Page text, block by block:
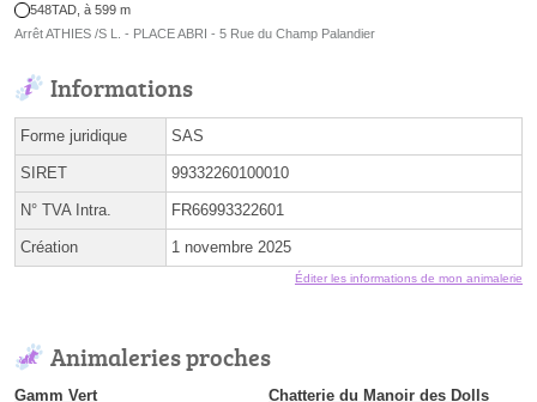
548TAD, à 599 m
Arrêt ATHIES /S L. - PLACE ABRI - 5 Rue du Champ Palandier
Informations
Forme juridique SAS
SIRET 99332260100010
N° TVA Intra. FR66993322601
Création 1 novembre 2025
Éditer les informations de mon animalerie
Animaleries proches
Gamm Vert
Chatterie du Manoir des Dolls